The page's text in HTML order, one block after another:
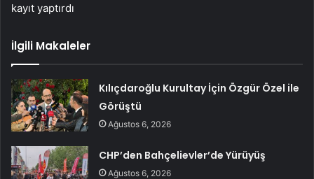
kayıt yaptırdı
İlgili Makaleler
Kılıçdaroğlu Kurultay İçin Özgür Özel ile
Görüştü
Ağustos 6, 2026
CHP’den Bahçelievler’de Yürüyüş
Ağustos 6, 2026